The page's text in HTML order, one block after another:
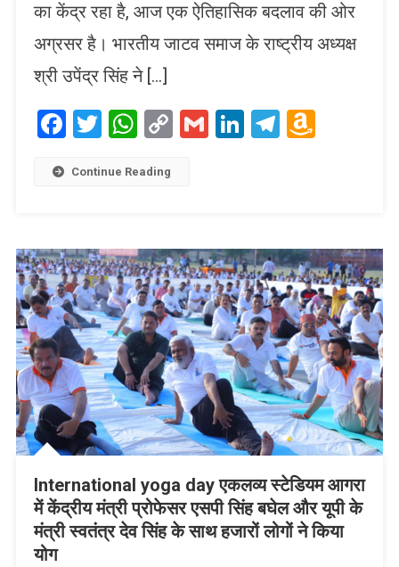
का केंद्र रहा है, आज एक ऐतिहासिक बदलाव की ओर
अग्रसर है। भारतीय जाटव समाज के राष्ट्रीय अध्यक्ष
श्री उपेंद्र सिंह ने […]
Facebook
Twitter
WhatsApp
CopyGmailLinkedIn
Telegram
Continue Reading
International yoga day एकलव्य स्टेडियम आगरा
में केंद्रीय मंत्री प्रोफेसर एसपी सिंह बघेल और यूपी के
मंत्री स्वतंत्र देव सिंह के साथ हजारों लोगों ने किया
योग